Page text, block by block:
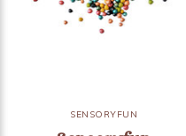
SENSORYFUN